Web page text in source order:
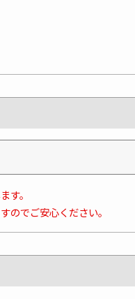
す。
のでご安心ください。